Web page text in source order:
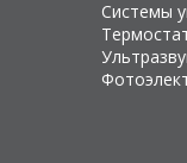
Системы